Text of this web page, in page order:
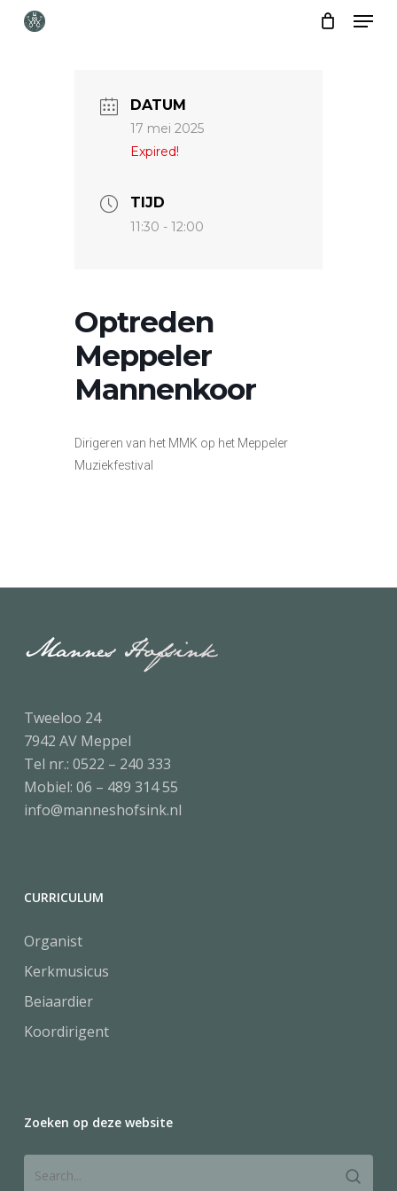
Skip
Menu
DATUM
17 mei 2025
Expired!
TIJD
11:30 - 12:00
Optreden
Meppeler
Mannenkoor
Dirigeren van het MMK op het Meppeler
Muziekfestival
Tweeloo 24
7942 AV Meppel
Tel nr.: 0522 – 240 333
Mobiel: 06 – 489 314 55
info@manneshofsink.nl
CURRICULUM
Organist
Kerkmusicus
Beiaardier
Koordirigent
Zoeken op deze website